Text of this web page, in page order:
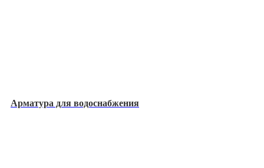
Арматура для водоснабжения